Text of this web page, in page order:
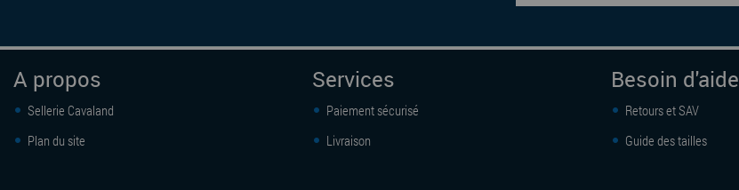
A propos
Sellerie Cavaland
Plan du site
Services
Paiement sécurisé
Livraison
Besoin d'aide
Retours et SAV
Guide des tailles